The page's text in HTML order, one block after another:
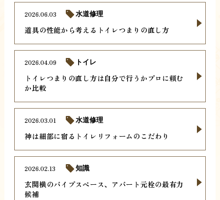
道具の性能から考えるトイレつまりの直し方
2026.06.03 水道修理
トイレつまりの直し方は自分で行うかプロに頼む
か比較
2026.04.09 トイレ
神は細部に宿るトイレリフォームのこだわり
2026.03.01 水道修理
玄関横のパイプスペース、アパート元栓の最有力
候補
2026.02.13 知識